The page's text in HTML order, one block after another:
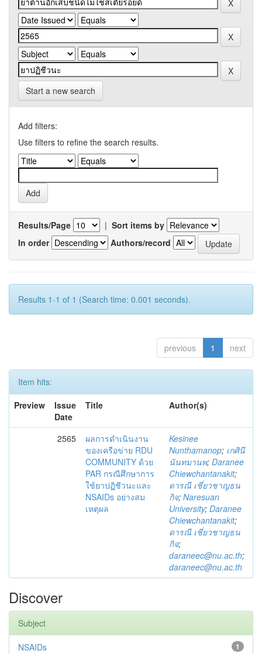
Start a new search
Add filters:
Use filters to refine the search results.
Results/Page | Sort items by
In order
Authors/record
Results 1-1 of 1 (Search time: 0.001 seconds).
previous 1 next
Item hits:
Preview
Issue
Date
Title Author(s)
2565
ผลการดำเนินงาน
ของเครือข่าย RDU
COMMUNITY ด้วย
PAR กรณีศึกษาการ
ใช้ยาปฏิชีวนะและ
NSAIDs อย่างสม
เหตุผล
Kesinee
Nunthamanop; เกศินี
นันทมานพ; Daranee
Chiewchantanakit;
ดารณี เชี่ยวชาญธน
กิจ; Naresuan
University; Daranee
Chiewchantanakit;
ดารณี เชี่ยวชาญธน
กิจ;
daraneec@nu.ac.th;
daraneec@nu.ac.th
Discover
Subject
1
NSAIDs